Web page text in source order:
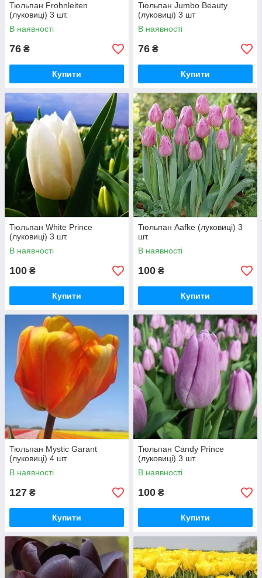
Тюльпан Frohnleiten
(луковиці) 3 шт.
В наявності
76 ₴
Купити
Тюльпан Jumbo Beauty
(луковиці) 3 шт
В наявності
76 ₴
Купити
Тюльпан White Prince
(луковиці) 3 шт.
В наявності
100 ₴
Купити
Тюльпан Aafke (луковиці) 3
шт.
В наявності
100 ₴
Купити
Тюльпан Mystic Garant
(луковиці) 4 шт.
В наявності
127 ₴
Купити
Тюльпан Candy Prince
(луковиці) 3 шт.
В наявності
100 ₴
Купити